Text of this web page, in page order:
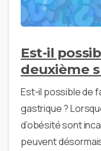
Est-il
deuxième
Est-il possible de
gastrique ?
d’obésité sont
peuvent